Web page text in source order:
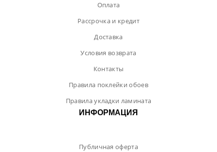
Оплата
Рассрочка и кредит
Доставка
Условия возврата
Контакты
Правила поклейки обоев
Правила укладки ламината
ИНФОРМАЦИЯ
Публичная оферта